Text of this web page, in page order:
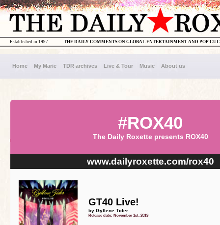
THE DAILY COMMENTS ON GLOBAL ENTERTAINMENT AND POP
Established in 1997
Home My Marie TDR archives Live & Tour Music About us
#ROX40
The Daily Roxette presents ROX40
www.dailyroxette.com/rox40
GT40 Live!
by Gyllene Tider
Release date: November 1st, 2019